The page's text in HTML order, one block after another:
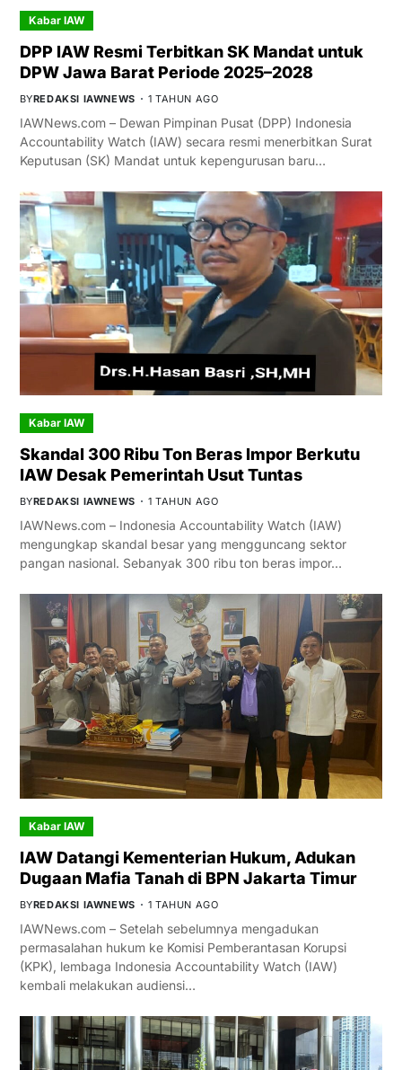
Kabar IAW
DPP IAW Resmi Terbitkan SK Mandat untuk
DPW Jawa Barat Periode 2025–2028
BYREDAKSI IAWNEWS 1 TAHUN AGO
IAWNews.com – Dewan Pimpinan Pusat (DPP) Indonesia
Accountability Watch (IAW) secara resmi menerbitkan Surat
Keputusan (SK) Mandat untuk kepengurusan baru…
Kabar IAW
Skandal 300 Ribu Ton Beras Impor Berkutu
IAW Desak Pemerintah Usut Tuntas
BYREDAKSI IAWNEWS 1 TAHUN AGO
IAWNews.com – Indonesia Accountability Watch (IAW)
mengungkap skandal besar yang mengguncang sektor
pangan nasional. Sebanyak 300 ribu ton beras impor…
Kabar IAW
IAW Datangi Kementerian Hukum, Adukan
Dugaan Mafia Tanah di BPN Jakarta Timur
BYREDAKSI IAWNEWS 1 TAHUN AGO
IAWNews.com – Setelah sebelumnya mengadukan
permasalahan hukum ke Komisi Pemberantasan Korupsi
(KPK), lembaga Indonesia Accountability Watch (IAW)
kembali melakukan audiensi…